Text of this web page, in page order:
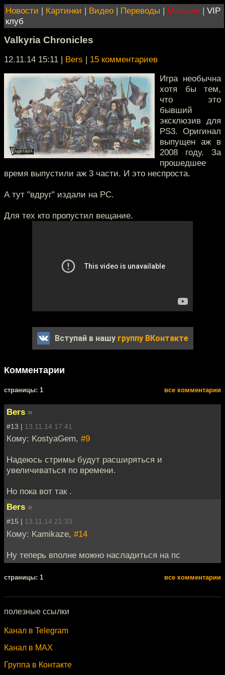
Новости | Картинки | Видео | Переводы | Магазин | VIP
клуб
Valkyria Chronicles
12.11.14 15:11 | Bers | 15 комментариев
Игра необычна
хотя бы тем,
что это
бывший
эксклюзив для
PS3. Оригинал
выпущен аж в
2008 году. За
прошедшее
время выпустили аж 3 части. И это неспроста.
А тут "вдруг" издали на PC.
Для тех кто пропустил вещание.
Вступай в нашу группу ВКонтакте
Комментарии
cтраницы: 1 все комментарии
Bers »
#13 | 13.11.14 17:41
Кому: KostyaGem, #9
Надеюсь стримы будут расширяться и
увеличиваться по времени.
Но пока вот так .
Bers »
#15 | 13.11.14 21:33
Кому: Kamikaze, #14
Ну теперь вполне можно насладиться на пс
cтраницы: 1 все комментарии
полезные ссылки
Канал в Telegram
Канал в MAX
Группа в Контакте